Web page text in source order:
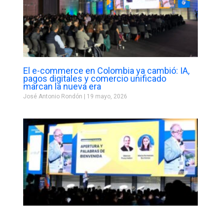
El e-commerce en Colombia ya cambió: IA,
pagos digitales y comercio unificado
marcan la nueva era
José Antonio Rondón 19 mayo, 2026